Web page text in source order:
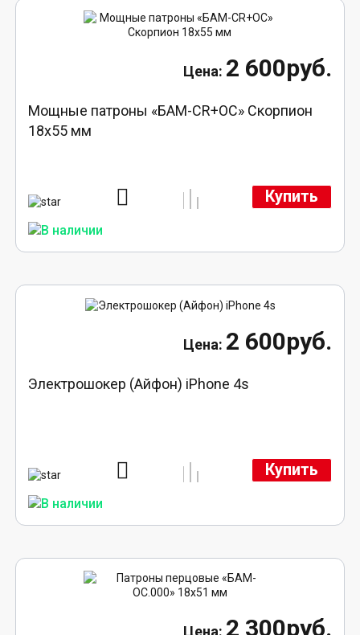
2 600руб.
Мощные патроны «БАМ-CR+ОС» Скорпион
18х55 мм
Купить
2 600руб.
Электрошокер (Айфон) iPhone 4s
Купить
2 300руб.